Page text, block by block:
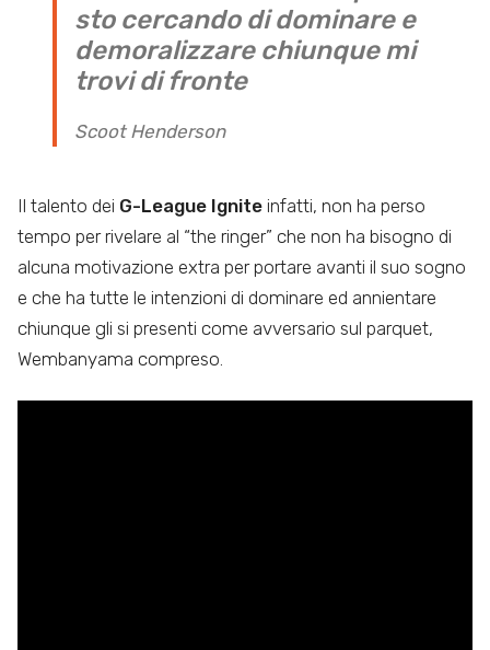
sto cercando di dominare e
demoralizzare chiunque mi
trovi di fronte
Scoot Henderson
Il talento dei G-League Ignite infatti, non ha perso
tempo per rivelare al “the ringer” che non ha bisogno di
alcuna motivazione extra per portare avanti il suo sogno
e che ha tutte le intenzioni di dominare ed annientare
chiunque gli si presenti come avversario sul parquet,
Wembanyama compreso.